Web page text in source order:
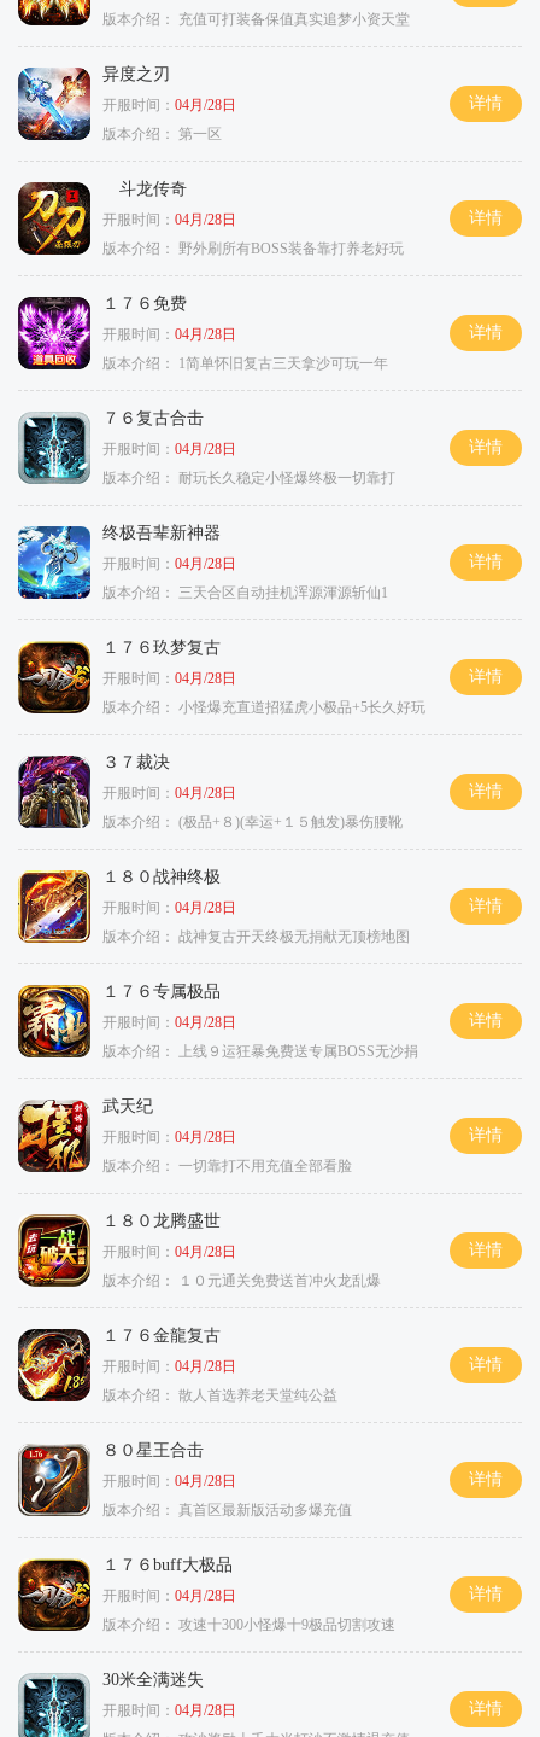
版本介绍：
充值可打装备保值真实追梦小资天堂
异度之刃
开服时间： 04月/28日
版本介绍： 第一区
详情
斗龙传奇
开服时间： 04月/28日
版本介绍：
野外刷所有BOSS装备靠打养老好玩
详情
１７６免费
开服时间： 04月/28日
版本介绍：
1简单怀旧复古三天拿沙可玩一年
详情
７６复古合击
开服时间： 04月/28日
版本介绍： 耐玩长久稳定小怪爆终极一切靠打
详情
终极吾辈新神器
开服时间： 04月/28日
版本介绍：
三天合区自动挂机浑源渾源斩仙1
详情
１７６玖梦复古
开服时间： 04月/28日
版本介绍： 小怪爆充直道招猛虎小极品+5长久好玩
详情
３７裁决
开服时间： 04月/28日
版本介绍： (极品+８)(幸运+１５触发)暴伤腰靴
详情
１８０战神终极
开服时间： 04月/28日
版本介绍： 战神复古开天终极无捐献无顶榜地图
详情
１７６专属极品
开服时间： 04月/28日
版本介绍：
上线９运狂暴免费送专属BOSS无沙捐
详情
武天纪
开服时间： 04月/28日
版本介绍： 一切靠打不用充值全部看脸
详情
１８０龙腾盛世
开服时间： 04月/28日
版本介绍：
１０元通关免费送首冲火龙乱爆
详情
１７６金龍复古
开服时间： 04月/28日
版本介绍： 散人首选养老天堂纯公益
详情
８０星王合击
开服时间： 04月/28日
版本介绍： 真首区最新版活动多爆充值
详情
１７６buff大极品
开服时间： 04月/28日
版本介绍： 攻速十300小怪爆十9极品切割攻速
详情
30米全满迷失
开服时间： 04月/28日
详情